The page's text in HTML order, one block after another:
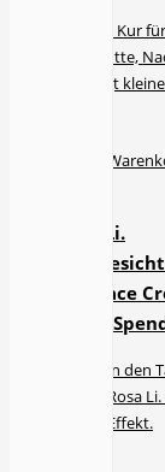
Vitamin Kur
Hagebutte,
beseitigt
In den
Rosa Li.
24h
24h Face
50 ml
Belebt in den
Cristin Rosa
Lifting-Effekt.